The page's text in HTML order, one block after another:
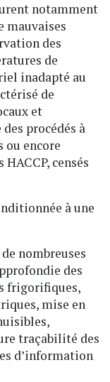
notamment
mauvaises
des
de
inadapté au
de
et
procédés à
ou encore
censés
à une
nombreuses
des
frigorifiques,
mise en
traçabilité des
d’information